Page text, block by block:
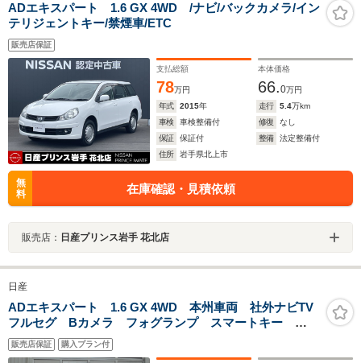
ADエキスパート 1.6 GX 4WD /ナビ/バックカメラ/イン
テリジェントキー/禁煙車/ETC
販売店保証
支払総額
78万円
本体価格
66.0万円
年式
2015年 走行 5.4万km
車検
車検整備付 修復
なし
保証
保証付 整備
法定整備付
住所
岩手県北上市
無
料
在庫確認・見積依頼
販売店： 日産プリンス岩手 花北店
日産
ADエキスパート 1.6 GX 4WD 本州車両 社外ナビTV
フルセグ Bカメラ フォグランプ スマートキー
ETC 衝突軽減ブレーキ レーンキープ 横滑り防止装
置
販売店保証 購入プラン付